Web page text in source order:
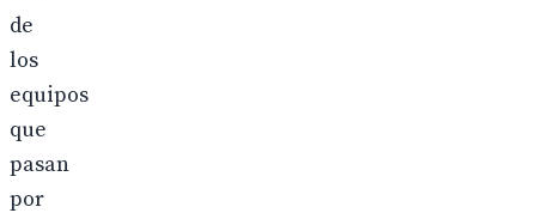
de
los
equipos
que
pasan
por